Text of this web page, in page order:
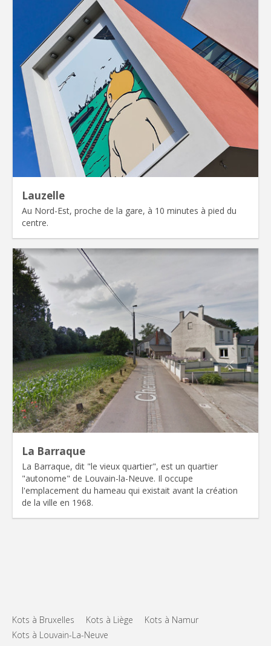
Lauzelle
Au Nord-Est, proche de la gare, à 10 minutes à pied du
centre.
La Barraque
La Barraque, dit "le vieux quartier", est un quartier
"autonome" de Louvain-la-Neuve. Il occupe
l'emplacement du hameau qui existait avant la création
de la ville en 1968.
Kots à Bruxelles Kots à Liège
Kots à Namur
Kots à Louvain-La-Neuve